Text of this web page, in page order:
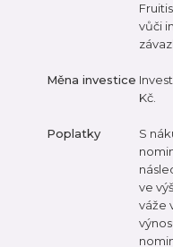
vůči
Měna investice
Kč.
Poplatky
S
ve
váže